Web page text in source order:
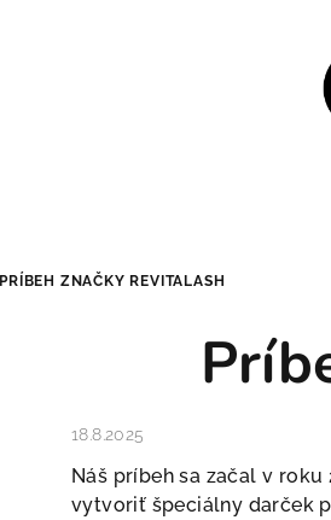
PRÍBEH ZNAČKY REVITALASH
18.8.2025
Náš príbeh sa začal v
vytvoriť špeciálny darček